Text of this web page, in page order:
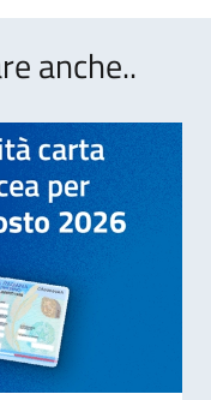
anche..